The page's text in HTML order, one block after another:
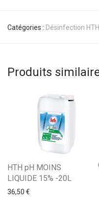
Catégories : Désinfection HTH
Produits
HTH pH MOINS
LIQUIDE 15% -20L
36,50 €